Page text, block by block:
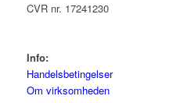
CVR nr. 17241230
Info:
Handelsbetingelser
Om virksomheden